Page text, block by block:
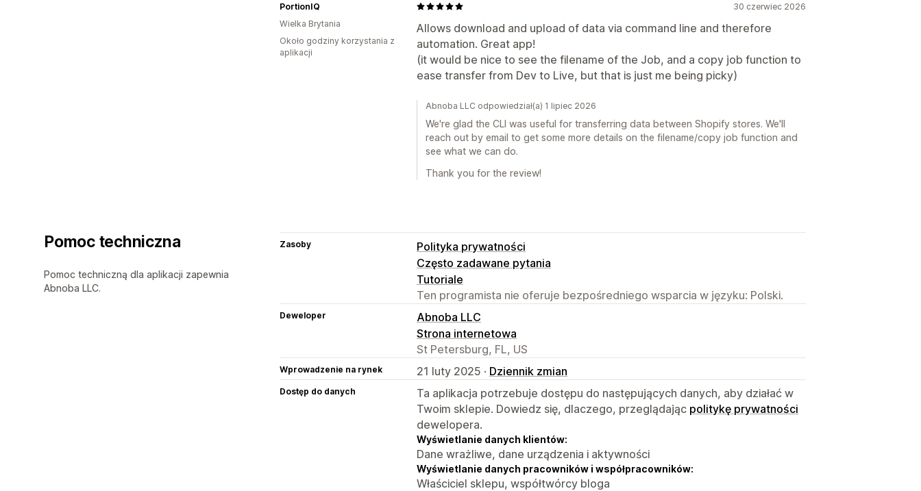
30 czerwiec 2026
Allows download and upload of data via command line and therefore
automation. Great app!
(it would be nice to see the filename of the Job, and a copy job function to
ease transfer from Dev to Live, but that is just me being picky)
PortionIQ
Wielka Brytania
Około godziny korzystania z
aplikacji
Abnoba LLC odpowiedział(a) 1 lipiec 2026
We're glad the CLI was useful for transferring data between Shopify stores. We'll
reach out by email to get some more details on the filename/copy job function and
see what we can do.
Thank you for the review!
Pomoc techniczna
Pomoc techniczną dla aplikacji zapewnia
Abnoba LLC.
Zasoby
Polityka prywatności
Często zadawane pytania
Tutoriale
Ten programista nie oferuje bezpośredniego wsparcia w języku: Polski.
Deweloper
Abnoba LLC
Strona internetowa
St Petersburg, FL, US
Wprowadzenie na rynek 21 luty 2025 · Dziennik zmian
Dostęp do danych
Ta aplikacja potrzebuje dostępu do następujących danych, aby działać w
Twoim sklepie. Dowiedz się, dlaczego, przeglądając politykę prywatności
dewelopera.
Wyświetlanie danych klientów:
Dane wrażliwe, dane urządzenia i aktywności
Wyświetlanie danych pracowników i współpracowników:
Właściciel sklepu, współtwórcy bloga